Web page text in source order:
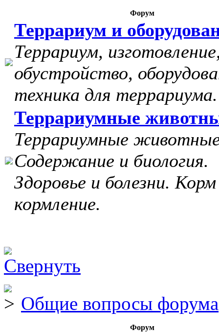
Форум
Террариум и
Террариум,
обустройство,
техника для террариума.
Террариумные
Террариумные
Содержание и биология.
Здоровье и болезни.
кормление.
Общие вопросы форума
Форум